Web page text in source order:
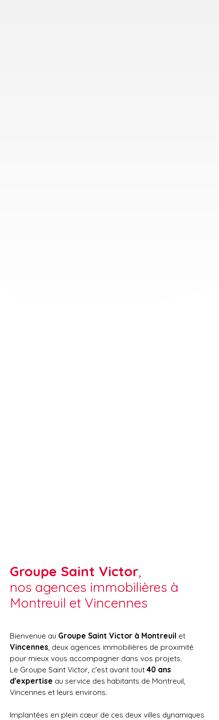
Groupe Saint Victor,
nos agences immobilières à
Montreuil et Vincennes
Bienvenue au Groupe Saint Victor à Montreuil et
Vincennes , deux agences immobilières de proximité
pour mieux vous accompagner dans vos projets.
Le Groupe Saint Victor, c'est avant tout 40 ans
d'expertise au service des habitants de Montreuil,
Vincennes et leurs environs.
Implantées en plein cœur de ces deux villes dynamiques